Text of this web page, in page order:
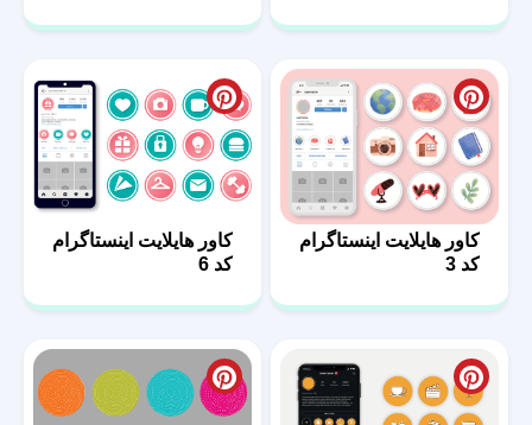
کاور هایلایت اینستاگرام
کد 3
کاور هایلایت اینستاگرام
کد 6